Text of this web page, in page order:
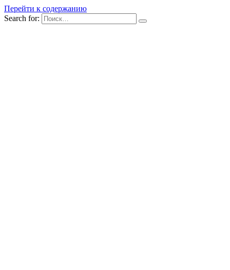
Перейти к содержанию
Search for: